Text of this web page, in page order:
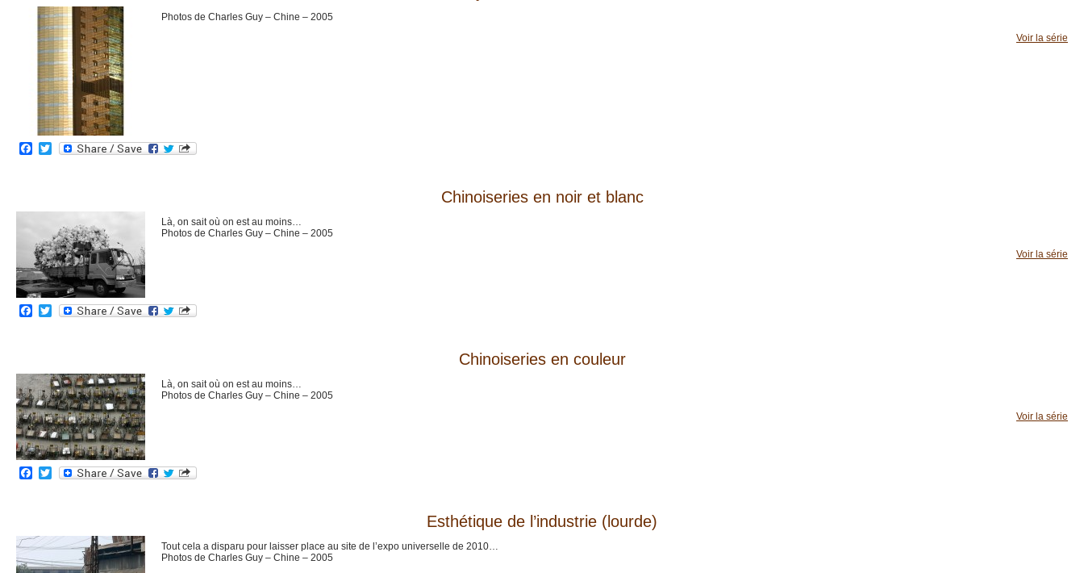
Photos de Charles Guy – Chine – 2005
Voir la série
Facebook
Twitter
Chinoiseries en noir et blanc
Là, on sait où on est au moins…
Photos de Charles Guy – Chine – 2005
Voir la série
Facebook
Twitter
Chinoiseries en couleur
Là, on sait où on est au moins…
Photos de Charles Guy – Chine – 2005
Voir la série
Facebook
Twitter
Esthétique de l’industrie (lourde)
Tout cela a disparu pour laisser place au site de l’expo universelle de 2010…
Photos de Charles Guy – Chine – 2005